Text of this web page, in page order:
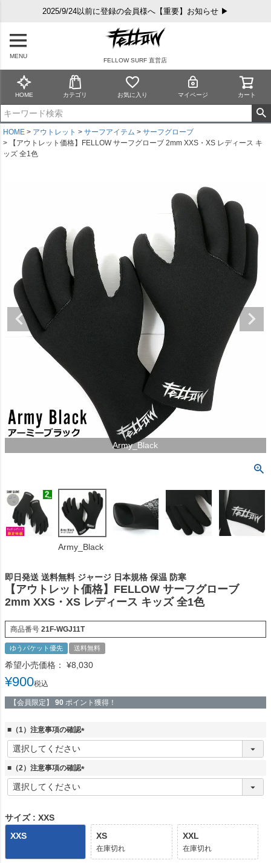
2025/9/24以前に登録の会員様へ【重要】お知らせ ▶
MENU
FELLOW SURF 直営店
HOME カテゴリ お気に入り マイページ カート
HOME アウトレット サーフアイテム
サーフグローブ
【アウトレット価格】FELLOW サーフグローブ 2mm XXS・XS レディース キ
ッズ 全1色
Army_Black
Army_Black
即日発送 送料無料 ジャージ 日本規格 保温 防寒
【アウトレット価格】FELLOW サーフグローブ
2mm XXS・XS レディース キッズ 全1色
商品番号 21F-WGJ11T
ゆうパケット優先 送料無料
希望小売価格： ¥8,030
¥900税込
【会員限定】 90 ポイント獲得！
■（1）注意事項の確認
(
須
■（2）注意事項の確認
(
サイズ
XXS
XXS
XS
在庫切れ
XXL
在庫切れ